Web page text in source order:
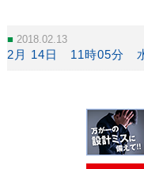
2018.02.13
2月 14日 11時05分